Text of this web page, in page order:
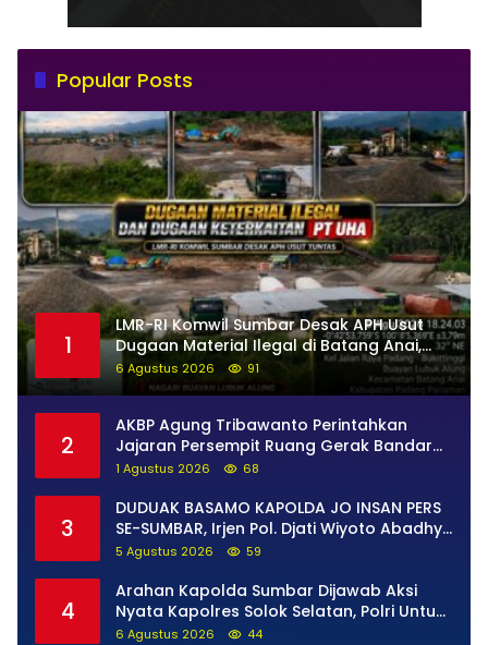
Popular Posts
1
LMR-RI Komwil Sumbar Desak APH Usut
Dugaan Material Ilegal di Batang Anai,
Dugaan Keterkaitan PT UHA Diminta
Diselidiki Tuntas
6 Agustus 2026 91
2
AKBP Agung Tribawanto Perintahkan
Jajaran Persempit Ruang Gerak Bandar
Narkoba di Pasaman Barat
1 Agustus 2026 68
3
DUDUAK BASAMO KAPOLDA JO INSAN PERS
SE-SUMBAR, Irjen Pol. Djati Wiyoto Abadhy
Tegaskan Tak Ada Ruang bagi Pelanggar
5 Agustus 2026 59
4
Arahan Kapolda Sumbar Dijawab Aksi
Nyata Kapolres Solok Selatan, Polri Untuk
Masyarakat Bukan Sekadar Slogan
6 Agustus 2026 44